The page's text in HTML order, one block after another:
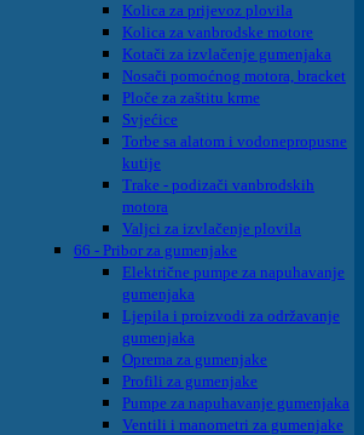
Kolica za prijevoz plovila
Kolica za vanbrodske motore
Kotači za izvlačenje gumenjaka
Nosači pomoćnog motora, bracket
Ploče za zaštitu krme
Svjećice
Torbe sa alatom i vodonepropusne
kutije
Trake - podizači vanbrodskih
motora
Valjci za izvlačenje plovila
66 - Pribor za gumenjake
Električne pumpe za napuhavanje
gumenjaka
Ljepila i proizvodi za održavanje
gumenjaka
Oprema za gumenjake
Profili za gumenjake
Pumpe za napuhavanje gumenjaka
Ventili i manometri za gumenjake